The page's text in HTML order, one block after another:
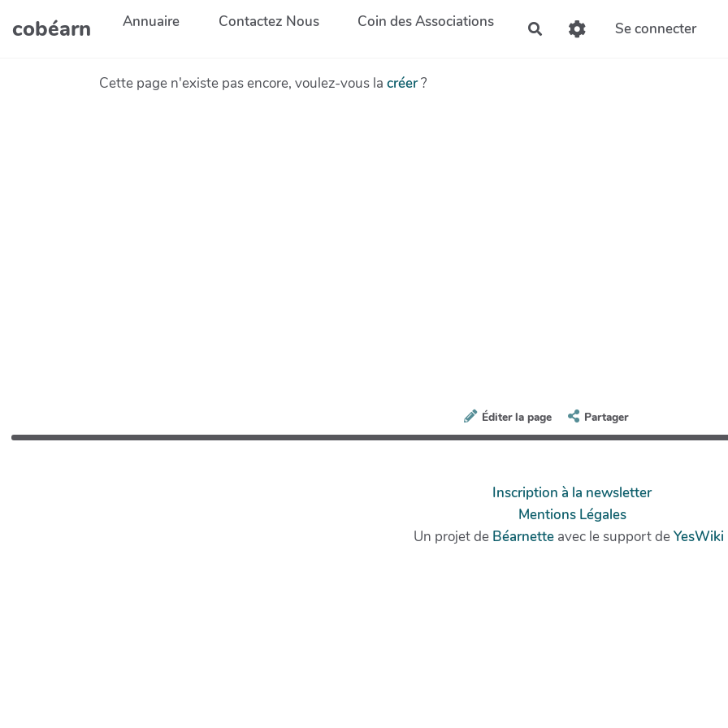
Aller au contenu principal
cobéarn Annuaire Contactez Nous Coin des Associations Rechercher Se connecter
Cette page n'existe pas encore, voulez-vous la créer?
Éditer la page Partager
Inscription à la newsletter
Mentions Légales
Un projet de Béarnette avec le support deYesWiki